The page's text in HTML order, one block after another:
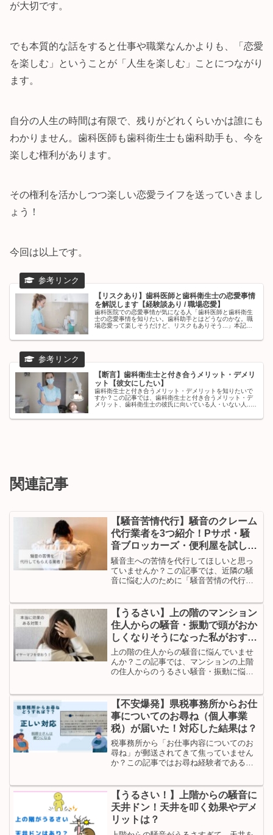
が大切です。
でも本質的な話をすると仕事や職業なんかよりも、「恋愛
を楽しむ」ということが「人生を楽しむ」ことにつながり
ます。
自分の人生の時間は有限で、残りがどれくらいかは誰にも
わかりません。歯科医師も歯科衛生士も歯科助手も、今を
楽しむ権利があります。
その権利を活かしつつ楽しい恋愛ライフを送っていきまし
ょう！
今回は以上です。
【リスクあり】歯科医師と歯科衛生士の恋愛事情
を解説します【経験談あり / 職場恋愛】
歯科医院での恋愛事情が気になる人「歯科医師と歯科衛生
士の恋愛事情を知りたい。歯科助手とはどうなのかな。職
場恋愛って楽しそうだけど、リスクもありそう...」本記事
と名もなき歯医者この記事...
【断言】歯科衛生士と付き合うメリット・デメリ
ット【彼女にしたい】
歯科衛生士と付き合うメリット・デメリットを知りたいで
すか？この記事では、歯科衛生士と付き合うメリット・デ
メリット、歯科衛生士の彼氏に向いている人・いない人...
衛生士がいる...人はぜひご覧ください。
関連記事
【騒音苦情代行】騒音のクレーム
代行業者を3つ紹介！Pサポ・騒
音ブロッカーズ・便利屋を試した
結果は？
騒音主への苦情を代行してほしいと思っ
ていませんか？この記事では、近隣の騒
音に悩む人のために「騒音苦情の代行業
抵抗がある人はぜひご覧ください。
【うるさい】上の階のマンション
住人からの騒音・振動で頭がおか
しくなりそうになった私がおすす
めする対策グッズ
上の階の住人からの騒音に悩んでいませ
んか？この記事では、マンションの上階
の住人からのうるさい騒音・振動に悩ん
介するので、騒音に悩んでいる方はぜひ
ご覧ください。
【不安爆発】県税事務所からお仕
事についてのお尋ね（個人事業
税）が届いた！対応した結果は？
税事務所から「お仕事内容についてのお
尋ね」が郵送されてきて焦っていません
か？この記事ではお尋ね経験者である私
説します。税理士にアドバイスをもらっ
た内容です。「間違った回答は避けた
い」「安心したい」と考える人はぜひご
覧ください。
【うるさい！】上階からの騒音に
天井ドン！天井を叩く効果やデメ
リットは？